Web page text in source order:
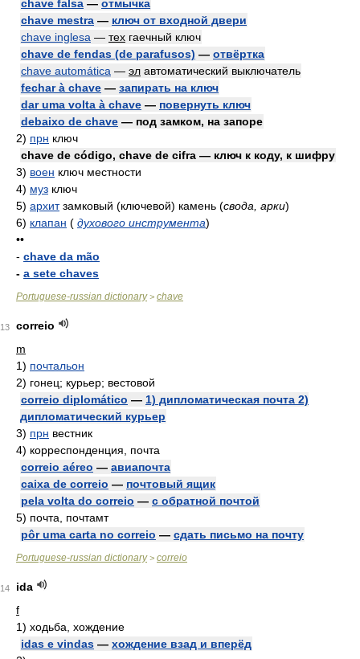
chave falsa — отмычка
chave mestra — ключ от входной двери
chave inglesa — тех гаечный ключ
chave de fendas (de parafusos) — отвёртка
chave automática — эл автоматический выключатель
fechar à chave — запирать на ключ
dar uma volta à chave — повернуть ключ
debaixo de chave — под замком, на запоре
2) прн ключ
chave de código, chave de cifra — ключ к коду, к шифру
3) воен ключ местности
4) муз ключ
5) архитзамковый (ключевой) камень (свода, арки)
6) клапан ( духового инструмента)
••
- chave da mão
- a sete chaves
Portuguese-russian dictionary> chave
13
correio
m
1) почтальон
2) гонец; курьер; вестовой
correio diplomático — 1) дипломатическая почта 2)
дипломатический курьер
3) прн вестник
4) корреспонденция, почта
correio aéreo — авиапочта
caixa de correio — почтовый ящик
pela volta do correio — с обратной почтой
5) почта, почтамт
pôr uma carta no correio — сдать письмо на почту
Portuguese-russian dictionary> correio
14
ida
f
1) ходьба, хождение
idas e vindas — хождение взад и вперёд